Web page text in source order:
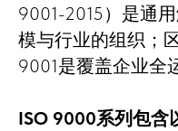
9001-2015）是通
模与行业的组织；
9001是覆盖企业全
ISO 9000系列包含